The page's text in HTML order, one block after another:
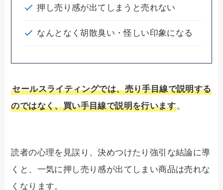
押し売り感が出てしまうと売れない
なんとなく胡散臭い・怪しい印象になる
セールスライティングでは、売り手目線で説明する
のではなく、買い手目線で説明を行います。
読者の心理を見誤り、決めつけたり強引な結論に導
くと、一気に押し売り感が出てしまい商品は売れな
くなります。